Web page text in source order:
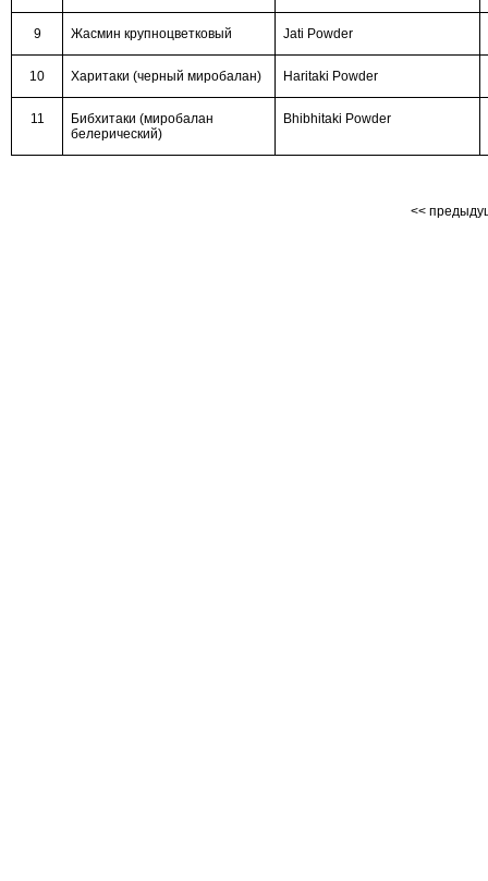
9 Жасмин крупноцветковый Jati Powder
10 Харитаки (черный миробалан) Haritaki Powder
11
Бибхитаки (миробалан
белерический)
Bhibhitaki Powder
<<